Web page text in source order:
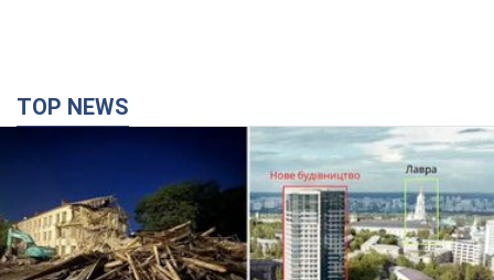
TOP NEWS